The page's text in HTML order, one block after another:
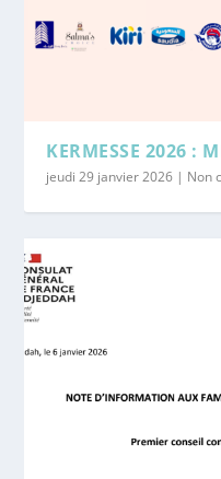
KERMESSE 2026 :
jeudi 29 janvier 2026 | Non